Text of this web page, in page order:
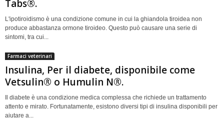
Tabs®.
L'ipotiroidismo è una condizione comune in cui la ghiandola tiroidea non
produce abbastanza ormone tiroideo. Questo può causare una serie di
sintomi, tra cui...
Farmaci veterinari
Insulina, Per il diabete, disponibile come
Vetsulin® o Humulin N®.
Il diabete è una condizione medica complessa che richiede un trattamento
attento e mirato. Fortunatamente, esistono diversi tipi di insulina disponibili per
aiutare a...